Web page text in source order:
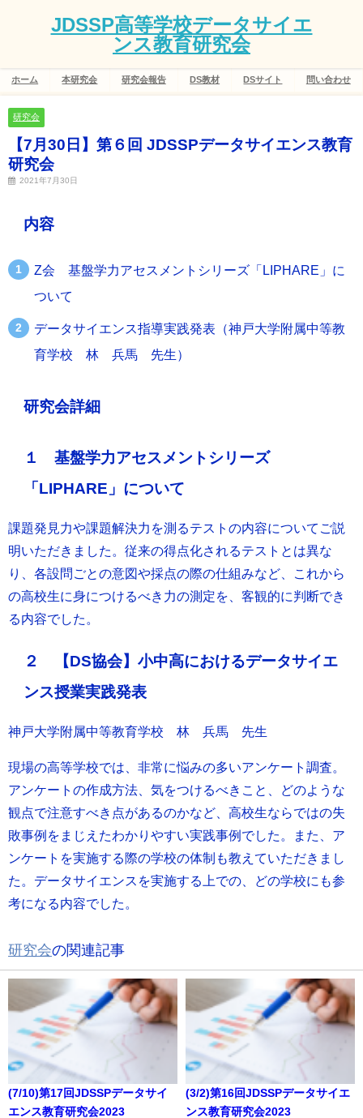
JDSSP高等学校データサイエ
ンス教育研究会
ホーム 本研究会 研究会報告 DS教材 DSサイト 問い合わせ
研究会
【7月30日】第６回 JDSSPデータサイエンス教育
研究会
2021年7月30日
内容
Z会 基盤学力アセスメントシリーズ「LIPHARE」に
ついて
データサイエンス指導実践発表（神戸大学附属中等教
育学校 林 兵馬 先生）
研究会詳細
１ 基盤学力アセスメントシリーズ
「LIPHARE」について
課題発見力や課題解決力を測るテストの内容についてご説
明いただきました。従来の得点化されるテストとは異な
り、各設問ごとの意図や採点の際の仕組みなど、これから
の高校生に身につけるべき力の測定を、客観的に判断でき
る内容でした。
２ 【DS協会】小中高におけるデータサイエ
ンス授業実践発表
神戸大学附属中等教育学校 林 兵馬 先生
現場の高等学校では、非常に悩みの多いアンケート調査。
アンケートの作成方法、気をつけるべきこと、どのような
観点で注意すべき点があるのかなど、高校生ならではの失
敗事例をまじえたわかりやすい実践事例でした。また、ア
ンケートを実施する際の学校の体制も教えていただきまし
た。データサイエンスを実施する上での、どの学校にも参
考になる内容でした。
研究会の関連記事
(7/10)第17回JDSSPデータサイ
エンス教育研究会2023
(3/2)第16回JDSSPデータサイエ
ンス教育研究会2023